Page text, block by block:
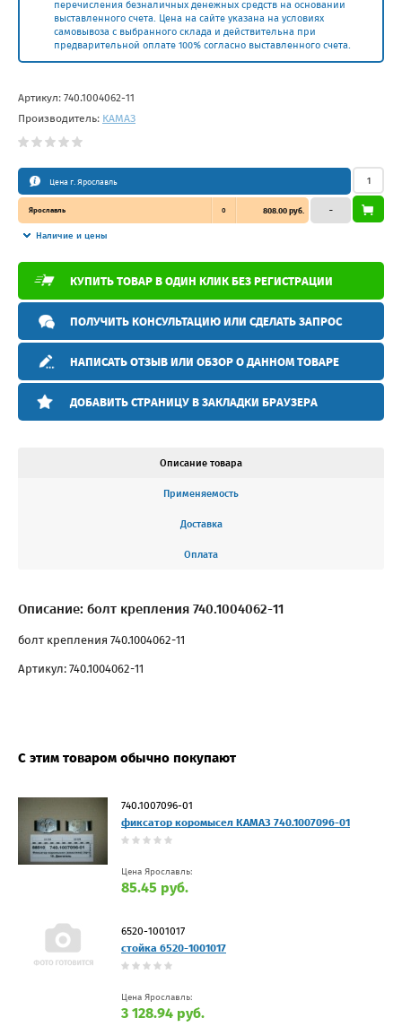
перечисления безналичных денежных средств на основании
выставленного счета. Цена на сайте указана на условиях
самовывоза с выбранного склада и действительна при
предварительной оплате 100% согласно выставленного счета.
Артикул: 740.1004062-11
Производитель: КАМАЗ
Цена г. Ярославль
Ярославль 0 808.00 руб.
Наличие и цены
–
КУПИТЬ ТОВАР В ОДИН КЛИК БЕЗ РЕГИСТРАЦИИ
ПОЛУЧИТЬ КОНСУЛЬТАЦИЮ ИЛИ СДЕЛАТЬ ЗАПРОС
НАПИСАТЬ ОТЗЫВ ИЛИ ОБЗОР О ДАННОМ ТОВАРЕ
ДОБАВИТЬ СТРАНИЦУ В ЗАКЛАДКИ БРАУЗЕРА
Описание товара
Применяемость
Доставка
Оплата
Описание: болт крепления 740.1004062-11
болт крепления 740.1004062-11
Артикул: 740.1004062-11
С этим товаром обычно покупают
740.1007096-01
фиксатор коромысел КАМАЗ 740.1007096-01
Цена Ярославль:
85.45 руб.
6520-1001017
стойка 6520-1001017
Цена Ярославль:
3 128.94 руб.